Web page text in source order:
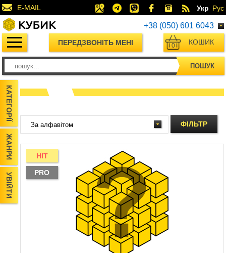
E-MAIL Укр Рус
+38 (050) 601 6043
ПЕРЕДЗВОНІТЬ МЕНІ КОШИК
0
ПОШУК
КАТЕГОРІЇ
ЖАНРИ
УВІЙТИ
ФІЛЬТР
HIT
PRO